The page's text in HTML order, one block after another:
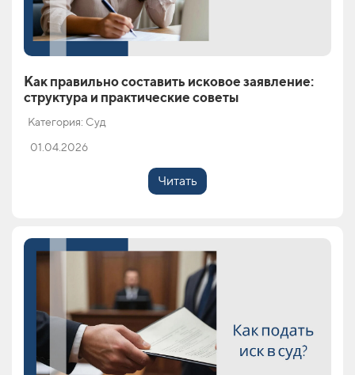
Как правильно составить исковое заявление:
структура и практические советы
Категория: Суд
01.04.2026
Читать